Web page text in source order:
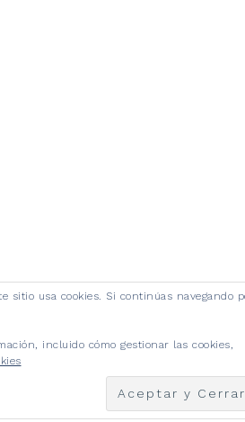
sitio usa cookies. Si continúas navegando
incluido cómo gestionar las cookies,